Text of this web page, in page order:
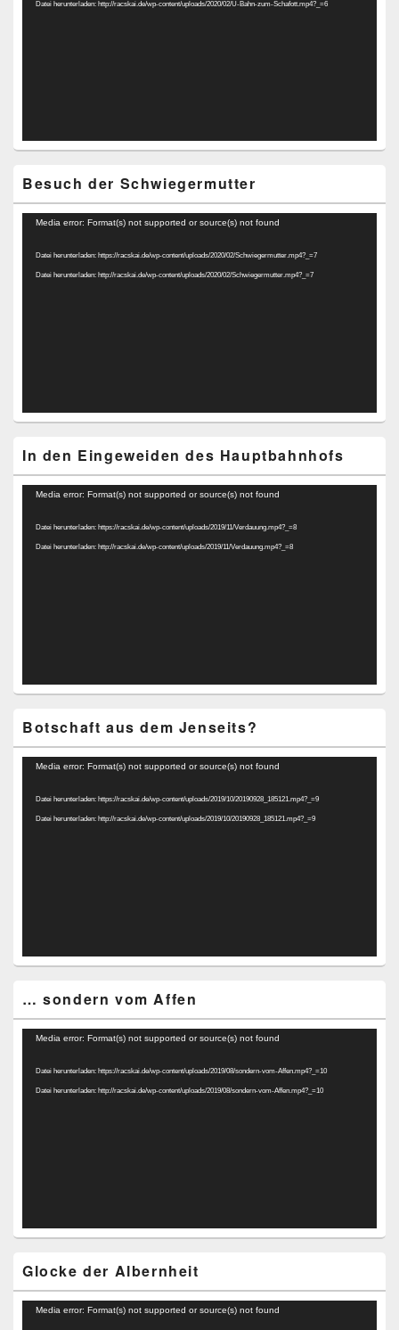
Datei herunterladen: http://racskai.de/wp-content/uploads/2020/02/U-Bahn-zum-Schafott.mp4?_=6
Besuch der Schwiegermutter
Video-
Media error: Format(s) not supported or source(s) not found
Datei herunterladen: https://racskai.de/wp-content/uploads/2020/02/Schwiegermutter.mp4?_=7
Datei herunterladen: http://racskai.de/wp-content/uploads/2020/02/Schwiegermutter.mp4?_=7
In den Eingeweiden des Hauptbahnhofs
Video-
Media error: Format(s) not supported or source(s) not found
Datei herunterladen: https://racskai.de/wp-content/uploads/2019/11/Verdauung.mp4?_=8
Datei herunterladen: http://racskai.de/wp-content/uploads/2019/11/Verdauung.mp4?_=8
Botschaft aus dem Jenseits?
Video-
Media error: Format(s) not supported or source(s) not found
Datei herunterladen: https://racskai.de/wp-content/uploads/2019/10/20190928_185121.mp4?_=9
Datei herunterladen: http://racskai.de/wp-content/uploads/2019/10/20190928_185121.mp4?_=9
… sondern vom Affen
Video-
Media error: Format(s) not supported or source(s) not found
Datei herunterladen: https://racskai.de/wp-content/uploads/2019/08/sondern-vom-Affen.mp4?_=10
Datei herunterladen: http://racskai.de/wp-content/uploads/2019/08/sondern-vom-Affen.mp4?_=10
Glocke der Albernheit
Video-
Media error: Format(s) not supported or source(s) not found